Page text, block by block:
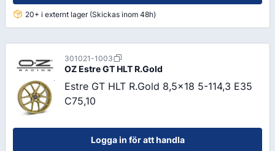
20+ i externt lager (Skickas inom 48h)
301021-1003
OZ Estre GT HLT R.Gold
Estre GT HLT R.Gold 8,5x18 5-114,3 E35
C75,10
Logga in för att handla